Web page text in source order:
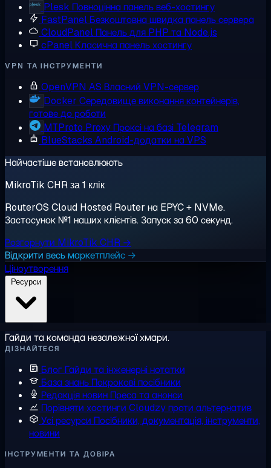
Plesk Повноцінна панель веб-хостингу
FastPanelБезкоштовна швидка панель сервера
CloudPanel Панель для PHP та Node.js
cPanelКласична панель хостингу
VPN ТА ІНСТРУМЕНТИ
OpenVPN AS Власний VPN-сервер
Docker Середовище виконання контейнерів,
готове до роботи
MTProto Proxy Проксі на базі Telegram
BlueStacks Android-додатки на VPS
Найчастіше встановлюють
MikroTik CHR за 1 клік
RouterOS Cloud Hosted Router на EPYC + NVMe.
Застосунок №1 наших клієнтів. Запуск за 60 секунд.
Розгорнути MikroTik CHR →
Відкрити весь маркетплейс →
Ціноутворення
Гайди та команда незалежної хмари.
ДІЗНАЙТЕСЯ
Блог Гайди та інженерні нотатки
База знань Покрокові посібники
Редакція новин Преса та анонси
Порівняти хостинги Cloudzy проти альтернатив
Усі ресурси Посібники, документація, інструменти,
новини
ІНСТРУМЕНТИ ТА ДОВІРА